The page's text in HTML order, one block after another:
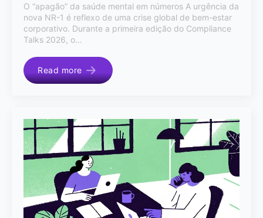
O “apagão” da saúde mental em números A urgência da
nova NR-1 é reflexo de uma crise global de bem-estar
corporativo. Durante a primeira edição do Compliance
Talks 2026, o…
Read more